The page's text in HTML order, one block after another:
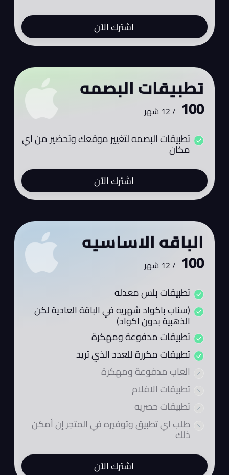
اشترك الآن
تطبيقات البصمه
100
/12 شهر
تطبيقات البصمه لتغيير موقعك وتحضير من اي
مكان
اشترك الآن
الباقه الاساسيه
100
/12 شهر
تطبيقات بلس معدله
(سناب باكواد شهريه في الباقة العادية لكن
الذهبية بدون اكواد)
تطبيقات مدفوعة ومهكرة
تطبيقات مكررة للعدد الذي تريد
العاب مدفوعة ومهكرة
تطبيقات الافلام
تطبيقات حصريه
طلب اي تطبيق وتوفيره في المتجر إن أمكن
ذلك
اشترك الآن